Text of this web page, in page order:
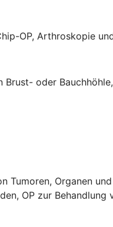
OP, Arthroskopie
Brust- oder
Tumoren, Organen
OP zur